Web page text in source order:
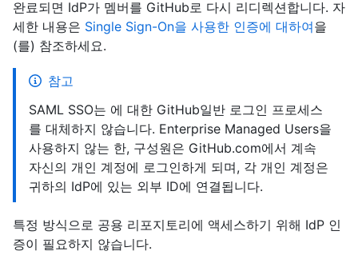
완료되면 IdP가 멤버를 GitHub로 다시 리디렉션합니다. 자
세한 내용은 Single Sign-On을 사용한 인증에 대하여을
(를) 참조하세요.
참고
SAML SSO는 에 대한 GitHub일반 로그인 프로세스
를 대체하지 않습니다. Enterprise Managed Users을
사용하지 않는 한, 구성원은 GitHub.com에서 계속
자신의 개인 계정에 로그인하게 되며, 각 개인 계정은
귀하의 IdP에 있는 외부 ID에 연결됩니다.
특정 방식으로 공용 리포지토리에 액세스하기 위해 IdP 인
증이 필요하지 않습니다.